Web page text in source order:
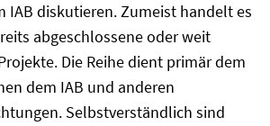
IAB diskutieren. Zumeist handelt es
abgeschlossene oder weit
Die Reihe dient primär dem
dem IAB und anderen
Selbstverständlich sind